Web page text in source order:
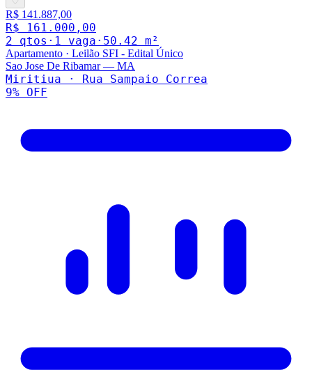
R$ 141.887,00
R$ 161.000,00
2 qtos · 1 vaga · 50.42 m²
Apartamento · Leilão SFI - Edital Único
Sao Jose De Ribamar— MA
Miritiua · Rua Sampaio Correa
9% OFF